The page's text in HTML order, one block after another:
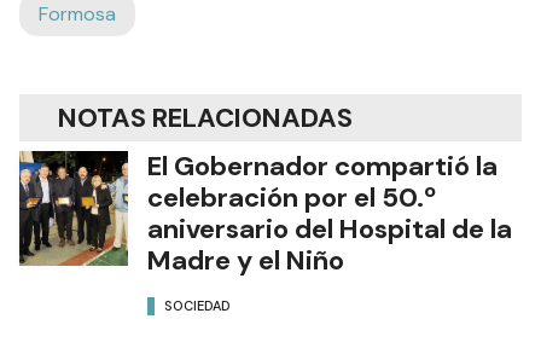
Formosa
NOTAS RELACIONADAS
El Gobernador compartió la
celebración por el 50.º
aniversario del Hospital de la
Madre y el Niño
SOCIEDAD